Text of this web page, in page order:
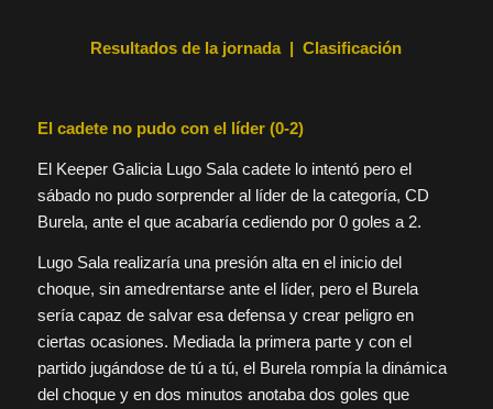
Resultados de la jornada|Clasificación
El cadete no pudo con el líder (0-2)
El Keeper Galicia Lugo Sala cadete lo intentó pero el
sábado no pudo sorprender al líder de la categoría, CD
Burela, ante el que acabaría cediendo por 0 goles a 2.
Lugo Sala realizaría una presión alta en el inicio del
choque, sin amedrentarse ante el líder, pero el Burela
sería capaz de salvar esa defensa y crear peligro en
ciertas ocasiones. Mediada la primera parte y con el
partido jugándose de tú a tú, el Burela rompía la dinámica
del choque y en dos minutos anotaba dos goles que